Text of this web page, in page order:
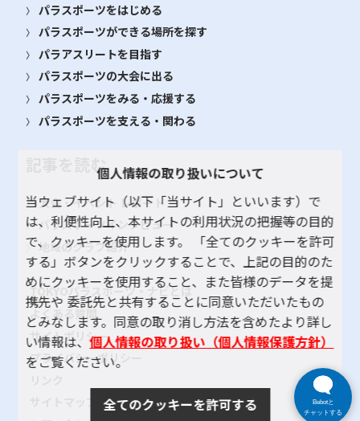
パラスポーツをはじめる
パラスポーツができる場所を探す
パラアスリートを目指す
パラスポーツの大会に出る
パラスポーツをみる・応援する
パラスポーツを支える・関わる
記事を読む
大会・イベント レポート
パラスポーツインタビュー
地域のクラブ紹介
TOKYOパラスポーツ・ナビとは
よくある質問
サイトポリシー
プライバシーポリシー
個人情報の取り扱いについて
当ウェブサイト（以下「当サイト」といいます）で
は、利便性向上、本サイトの利用状況の把握等の目的
で、クッキーを使用します。 「全てのクッキーを許可
する」ボタンをクリックすることで、上記の目的のた
めにクッキーを使用すること、また皆様のデータを提
携先や 委託先と共有することに同意いただいたもの
とみなします。同意の取り消し方法を含めたより詳し
い情報は、個人情報の取り扱い（個人情報保護方針）
をご覧ください。
全てのクッキーを許可する
Bebotと
チャットする